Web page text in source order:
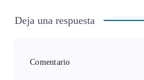
Deja una respuesta